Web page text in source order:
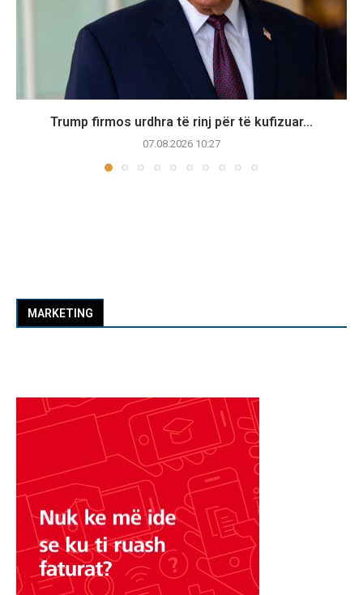
Trump firmos urdhra të rinj për të kufizuar...
07.08.2026 10:27
MARKETING